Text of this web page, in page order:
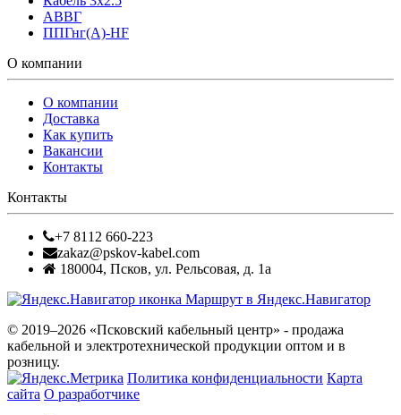
АВВГ
ППГнг(А)-HF
О компании
О компании
Доставка
Как купить
Вакансии
Контакты
Контакты
+7 8112 660-223
zakaz@pskov-kabel.com
180004, Псков, ул. Рельсовая, д. 1а
Маршрут в Яндекс.Навигатор
© 2019–2026 «Псковский кабельный центр» - продажа
кабельной и электротехнической продукции оптом и в
розницу.
Политика конфиденциальности Карта
сайта О разработчике